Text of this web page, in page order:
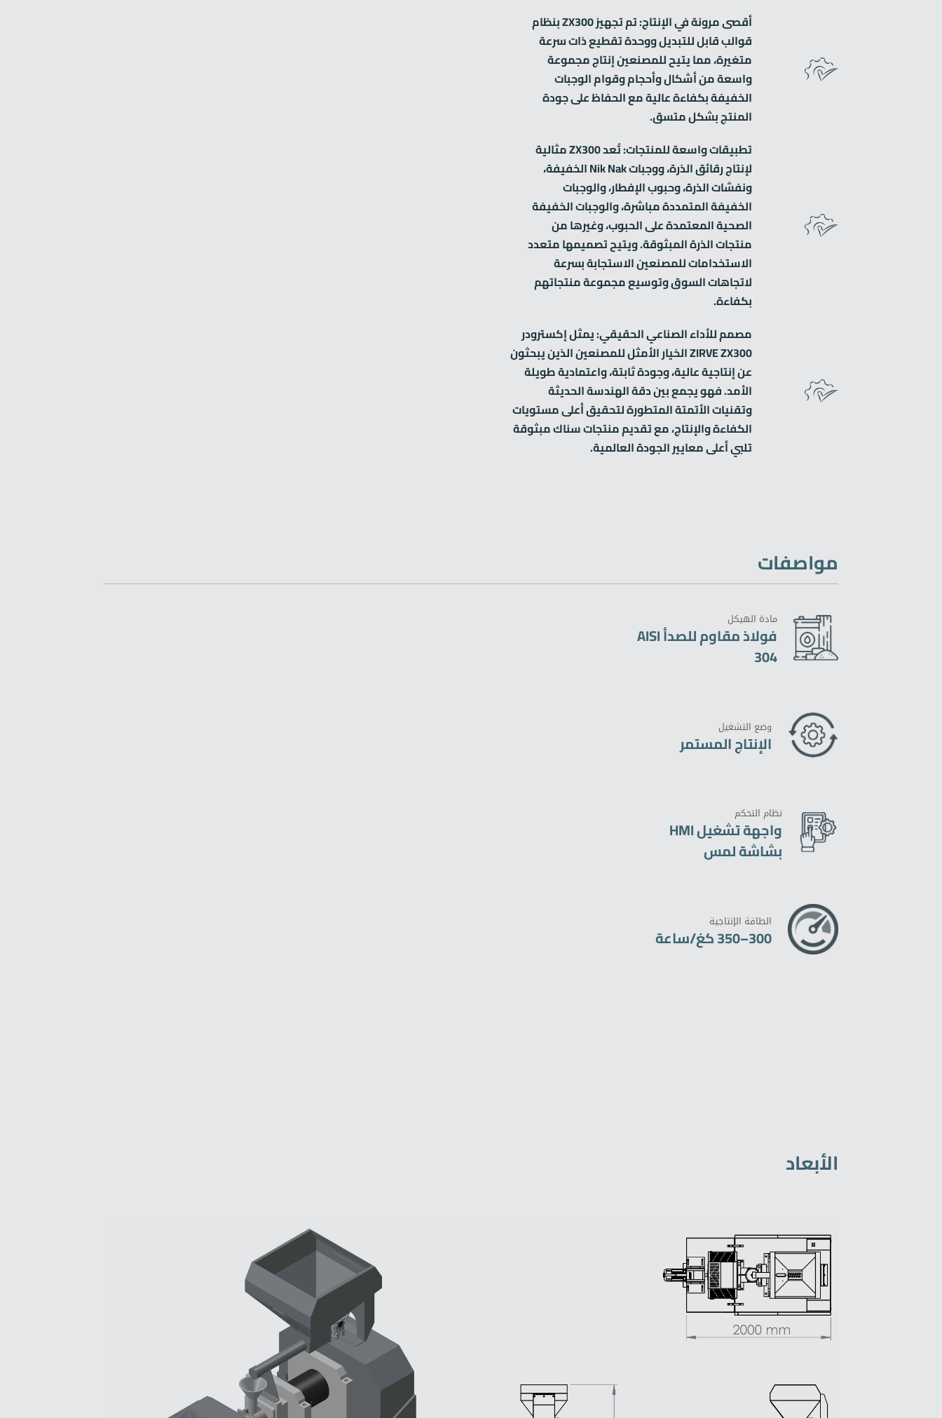
أقصى مرونة في الإنتاج: تم تجهيز ZX300 بنظام
قوالب قابل للتبديل ووحدة تقطيع ذات سرعة
متغيرة، مما يتيح للمصنعين إنتاج مجموعة
واسعة من أشكال وأحجام وقوام الوجبات
الخفيفة بكفاءة عالية مع الحفاظ على جودة
المنتج بشكل متسق.
تطبيقات واسعة للمنتجات: تُعد ZX300 مثالية
لإنتاج رقائق الذرة، ووجبات Nik Nak الخفيفة،
ونفشات الذرة، وحبوب الإفطار، والوجبات
الخفيفة المتمددة مباشرة، والوجبات الخفيفة
الصحية المعتمدة على الحبوب، وغيرها من
منتجات الذرة المبثوقة. ويتيح تصميمها متعدد
الاستخدامات للمصنعين الاستجابة بسرعة
لاتجاهات السوق وتوسيع مجموعة منتجاتهم
بكفاءة.
مصمم للأداء الصناعي الحقيقي: يمثل إكسترودر
ZIRVE ZX300 الخيار الأمثل للمصنعين الذين يبحثون
عن إنتاجية عالية، وجودة ثابتة، واعتمادية طويلة
الأمد. فهو يجمع بين دقة الهندسة الحديثة
وتقنيات الأتمتة المتطورة لتحقيق أعلى مستويات
الكفاءة والإنتاج، مع تقديم منتجات سناك مبثوقة
تلبي أعلى معايير الجودة العالمية.
مواصفات
مادة الهيكل
فولاذ مقاوم للصدأ AISI
304
وضع التشغيل
الإنتاج المستمر
نظام التحكم
واجهة تشغيل HMI
بشاشة لمس
الطاقة الإنتاجية
300–350 كغ/ساعة
الأبعاد